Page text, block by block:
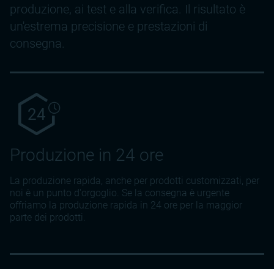
produzione, ai test e alla verifica. Il risultato è
un'estrema precisione e prestazioni di
consegna.
24
Produzione in 24 ore
La produzione rapida, anche per prodotti customizzati, per
noi è un punto d'orgoglio. Se la consegna è urgente
offriamo la produzione rapida in 24 ore per la maggior
parte dei prodotti.